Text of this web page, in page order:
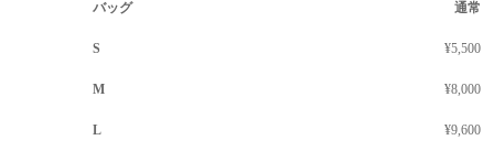
バッグ 通常
S ¥5,500
M ¥8,000
L ¥9,600